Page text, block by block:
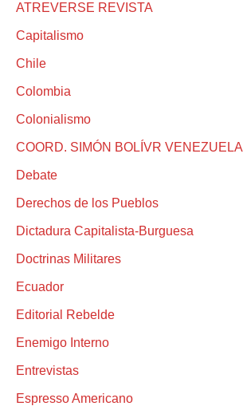
ATREVERSE REVISTA
Capitalismo
Chile
Colombia
Colonialismo
COORD. SIMÓN BOLÍVR VENEZUELA
Debate
Derechos de los Pueblos
Dictadura Capitalista-Burguesa
Doctrinas Militares
Ecuador
Editorial Rebelde
Enemigo Interno
Entrevistas
Espresso Americano